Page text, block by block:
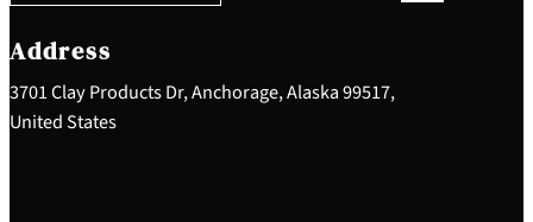
c
h
Address
3701 Clay Products Dr, Anchorage, Alaska 99517,
United States